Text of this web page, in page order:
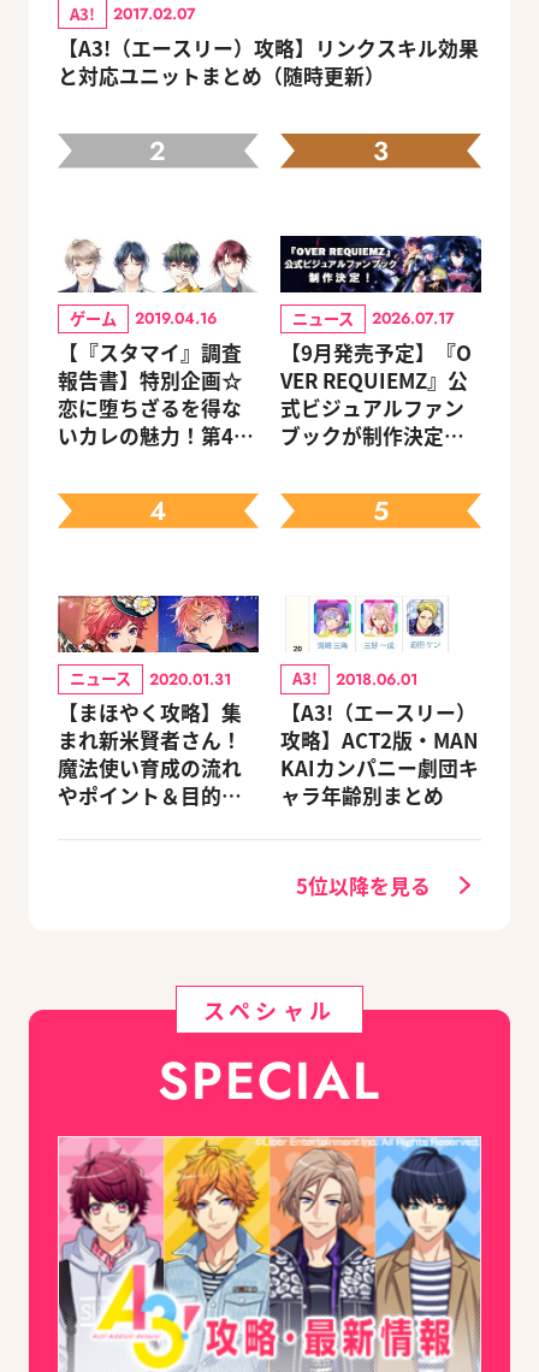
A3! 2017.02.07
【A3!（エースリー）攻略】リンクスキル効果
と対応ユニットまとめ（随時更新）
2
ゲーム 2019.04.16
【『スタマイ』調査
報告書】特別企画☆
恋に堕ちざるを得な
いカレの魅力！第4
3
ニュース 2026.07.17
【9月発売予定】『O
VER REQUIEMZ』公
式ビジュアルファン
ブックが制作決定！
る豪華グッズ付き限
定セットも同時発売
4
ニュース 2020.01.31
【まほやく攻略】集
まれ新米賢者さん！
魔法使い育成の流れ
やポイント＆目的別
5
A3! 2018.06.01
【A3!（エースリー）
攻略】ACT2版・MAN
KAIカンパニー劇団キ
ャラ年齢別まとめ
5位以降を見る
スペシャル
SPECIAL